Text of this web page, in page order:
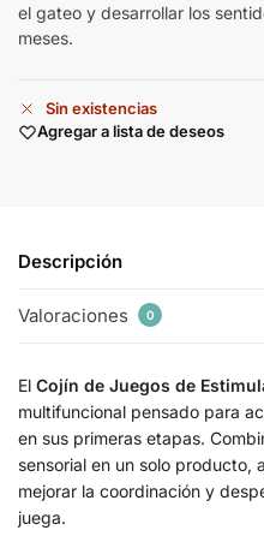
el gateo y desarrollar los
meses.
Sin existencias
Agregar a lista de deseos
Descripción
Valoraciones 0
El Cojín de Juegos de
multifuncional pensado para
en sus primeras etapas.
sensorial en un solo producto,
mejorar la coordinación y
juega.